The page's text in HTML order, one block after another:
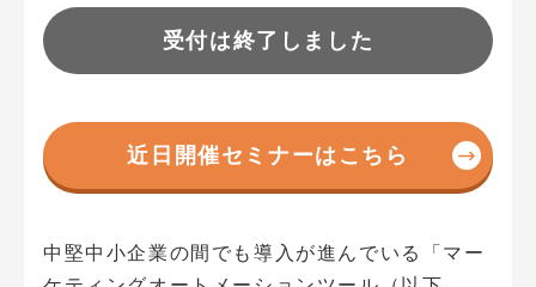
受付は終了しました
近日開催セミナーはこちら
中堅中小企業の間でも導入が進んでいる「マー